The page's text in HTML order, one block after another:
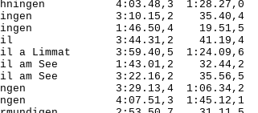
4:03.48,3  1:28.27,0
3:10.15,2    35.40,4
1:46.50,4    19.51,5
3:44.31,2    41.19,4
a Limmat       3:59.40,5
am See         1:43.01,2    32.44,2
am See         3:22.16,2    35.56,5
3:29.13,4  1:06.34,2
4:07.51,3  1:45.12,1